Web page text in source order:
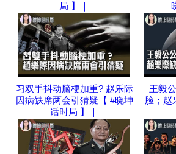
局 】｜
习双手抖动脑梗加重? 赵乐际
因病缺席两会引猜疑【 #晓坤
话时局 】｜
王毅
脸；赵